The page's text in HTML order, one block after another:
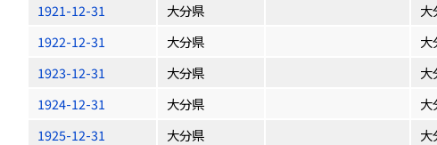
1921-12-31
大分県 大
1922-12-31
大分県 大
1923-12-31
大分県 大
1924-12-31
大分県 大
1925-12-31
大分県 大